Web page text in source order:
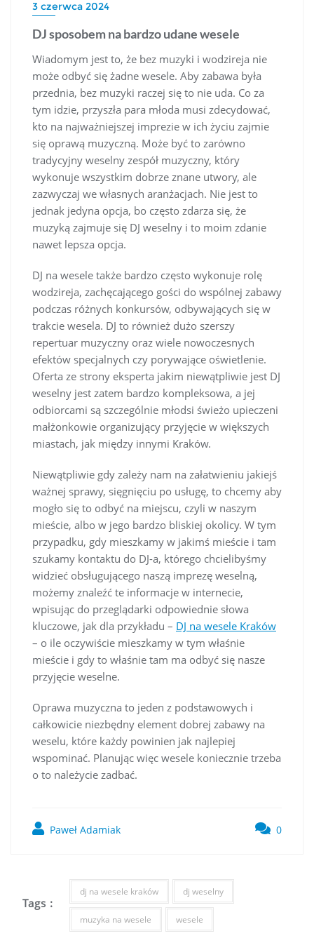
3 czerwca 2024
DJ sposobem na bardzo udane wesele
Wiadomym jest to, że bez muzyki i wodzireja nie
może odbyć się żadne wesele. Aby zabawa była
przednia, bez muzyki raczej się to nie uda. Co za
tym idzie, przyszła para młoda musi zdecydować,
kto na najważniejszej imprezie w ich życiu zajmie
się oprawą muzyczną. Może być to zarówno
tradycyjny weselny zespół muzyczny, który
wykonuje wszystkim dobrze znane utwory, ale
zazwyczaj we własnych aranżacjach. Nie jest to
jednak jedyna opcja, bo często zdarza się, że
muzyką zajmuje się DJ weselny i to moim zdanie
nawet lepsza opcja.
DJ na wesele także bardzo często wykonuje rolę
wodzireja, zachęcającego gości do wspólnej zabawy
podczas różnych konkursów, odbywających się w
trakcie wesela. DJ to również dużo szerszy
repertuar muzyczny oraz wiele nowoczesnych
efektów specjalnych czy porywające oświetlenie.
Oferta ze strony eksperta jakim niewątpliwie jest DJ
weselny jest zatem bardzo kompleksowa, a jej
odbiorcami są szczególnie młodsi świeżo upieczeni
małżonkowie organizujący przyjęcie w większych
miastach, jak między innymi Kraków.
Niewątpliwie gdy zależy nam na załatwieniu jakiejś
ważnej sprawy, sięgnięciu po usługę, to chcemy aby
mogło się to odbyć na miejscu, czyli w naszym
mieście, albo w jego bardzo bliskiej okolicy. W tym
przypadku, gdy mieszkamy w jakimś mieście i tam
szukamy kontaktu do DJ-a, którego chcielibyśmy
widzieć obsługującego naszą imprezę weselną,
możemy znaleźć te informacje w internecie,
wpisując do przeglądarki odpowiednie słowa
kluczowe, jak dla przykładu – DJ na wesele Kraków
– o ile oczywiście mieszkamy w tym właśnie
mieście i gdy to właśnie tam ma odbyć się nasze
przyjęcie weselne.
Oprawa muzyczna to jeden z podstawowych i
całkowicie niezbędny element dobrej zabawy na
weselu, które każdy powinien jak najlepiej
wspominać. Planując więc wesele koniecznie trzeba
o to należycie zadbać.
Paweł Adamiak 0
Tags :
dj na wesele kraków dj weselny
muzyka na wesele wesele